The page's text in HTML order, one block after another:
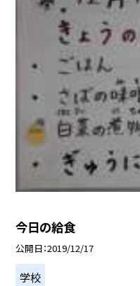
今日の給食
公開日 2019/12/17
学校